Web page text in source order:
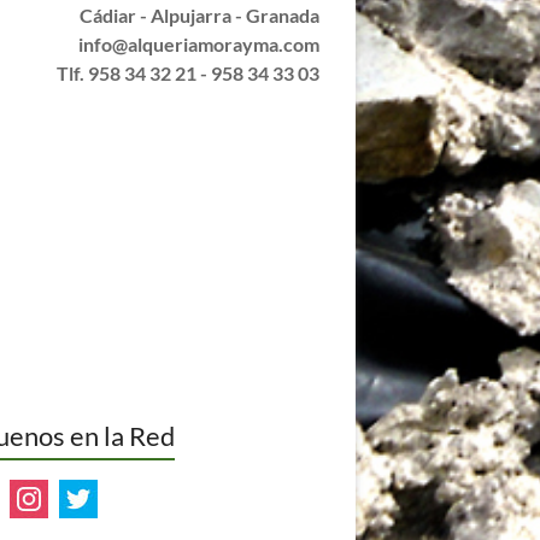
Ctra A-348 (Km 50)
Cádiar - Alpujarra - Granada
info@alqueriamorayma.com
en la Red